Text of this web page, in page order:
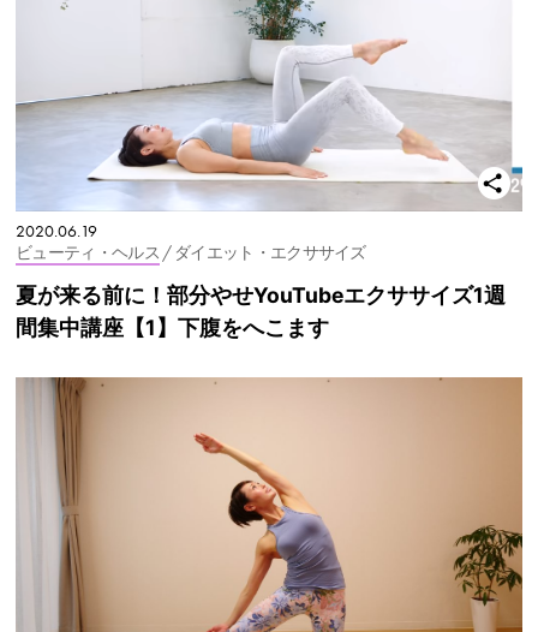
2020.06.19
ビューティ・ヘルス / ダイエット・エクササイズ
夏が来る前に！部分やせYouTubeエクササイズ1週
間集中講座【1】下腹をへこます